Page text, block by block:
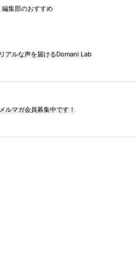
編集部のおすすめ
リアルな声を届けるDomani Lab
メルマガ会員募集中です！